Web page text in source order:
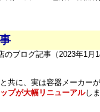
のブログ記事（2023年1月
共に、実は容器メーカー
プが大幅リニューアルし